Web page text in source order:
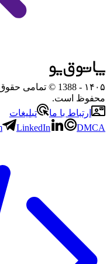
۱۴۰۵
- 1388 © تمامی
محفوظ است.
ارتباط با ما
تبلیغات
LinkedIn DMCA